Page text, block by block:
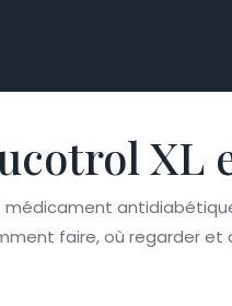
XL
médicament
faire, où regarder